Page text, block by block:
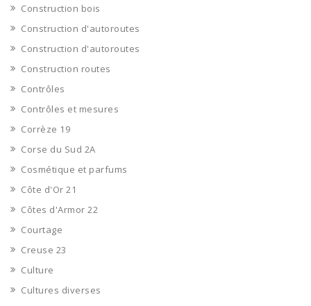
Construction bois
Construction d'autoroutes
Construction d'autoroutes
Construction routes
Contrôles
Contrôles et mesures
Corrèze 19
Corse du Sud 2A
Cosmétique et parfums
Côte d'Or 21
Côtes d'Armor 22
Courtage
Creuse 23
Culture
Cultures diverses